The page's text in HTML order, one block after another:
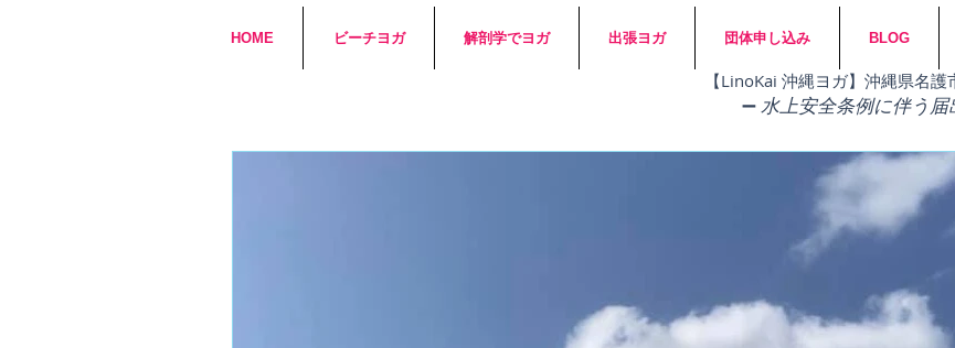
HOME ビーチヨガ 解剖学でヨガ 出張ヨガ 団体申し込み BLOG
【LinoKai 沖縄ヨガ】沖縄県名
➖水上安全条例に伴う届